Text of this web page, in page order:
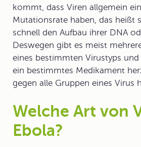
kommt, dass Viren allgemein
Mutationsrate haben, das heißt
schnell den Aufbau ihrer DNA
Deswegen gibt es meist
eines bestimmten Virustyps
ein bestimmtes Medikament
gegen alle Gruppen eines Virus
Welche Art von
Ebola?